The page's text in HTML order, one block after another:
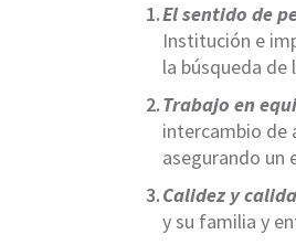
El sentido de
Institución e
la búsqueda
Trabajo en
intercambio de
asegurando un
Calidez y
y su familia y